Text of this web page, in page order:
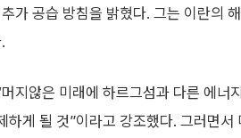
가 공습 방침을 밝혔다. 그는 이란의
지않은 미래에 하르그섬과 다른 에너
하게 될 것”이라고 강조했다. 그러면서